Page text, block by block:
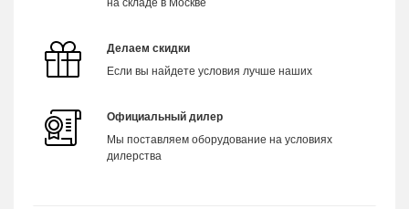
на складе в Москве
Делаем скидки
Если вы найдете условия лучше наших
Официальный дилер
Мы поставляем оборудование на условиях
дилерства